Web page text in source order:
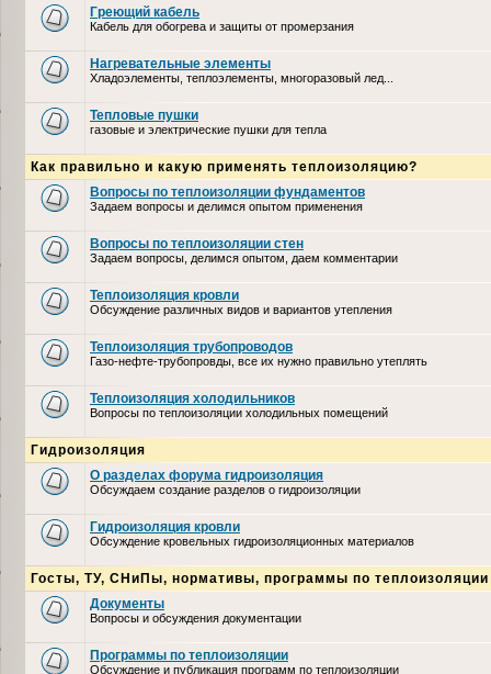
Греющий кабель
Кабель для обогрева и защиты от промерзания
Нагревательные элементы
Хладоэлементы, теплоэлементы, многоразовый лед...
Тепловые пушки
газовые и электрические пушки для тепла
Как правильно и какую применять теплоизоляцию?
Вопросы по теплоизоляции фундаментов
Задаем вопросы и делимся опытом применения
Вопросы по теплоизоляции стен
Задаем вопросы, делимся опытом, даем комментарии
Теплоизоляция кровли
Обсуждение различных видов и вариантов утепления
Теплоизоляция трубопроводов
Газо-нефте-трубопровды, все их нужно правильно утеплять
Теплоизоляция холодильников
Вопросы по теплоизоляции холодильных помещений
Гидроизоляция
О разделах форума гидроизоляция
Обсуждаем создание разделов о гидроизоляции
Гидроизоляция кровли
Обсуждение кровельных гидроизоляционных материалов
Госты, ТУ, СНиПы, нормативы, программы по теплоизоляции
Документы
Вопросы и обсуждения документации
Программы по теплоизоляции
Обсуждение и публикация программ по теплоизоляции